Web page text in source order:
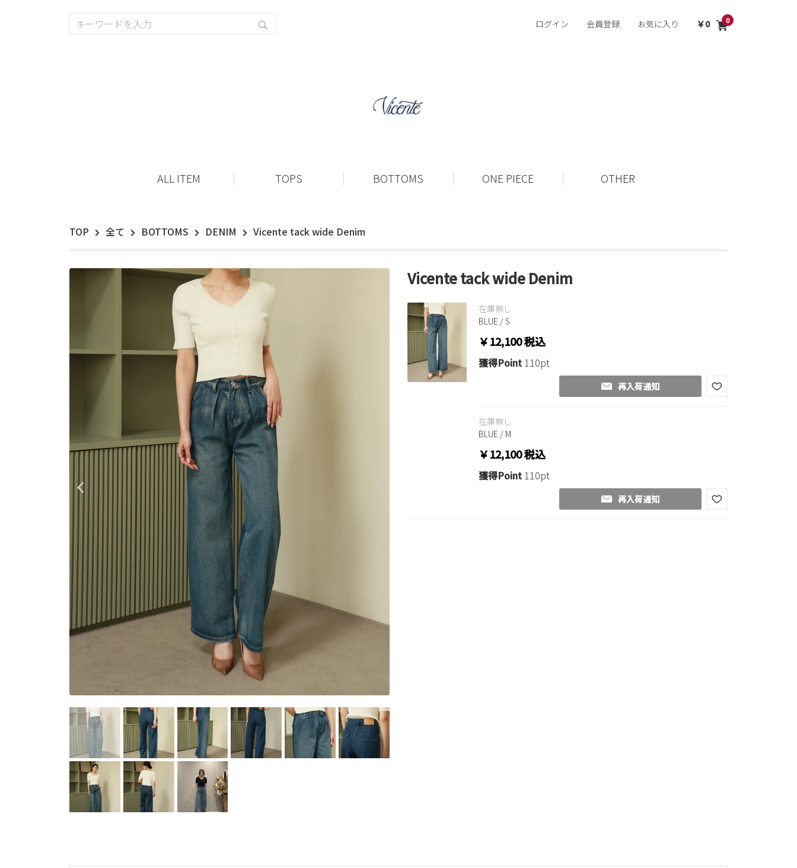
ログイン 会員登録 お気に入り 0 0
ALL ITEM TOPS BOTTOMS ONE PIECE OTHER
TOP 全て BOTTOMS DENIM Vicente tack wide Denim
Vicente tack wide Denim
在庫無し
BLUE / S
￥12,100税込
獲得Point 110pt
再入荷通知
在庫無し
BLUE / M
￥12,100税込
獲得Point 110pt
再入荷通知